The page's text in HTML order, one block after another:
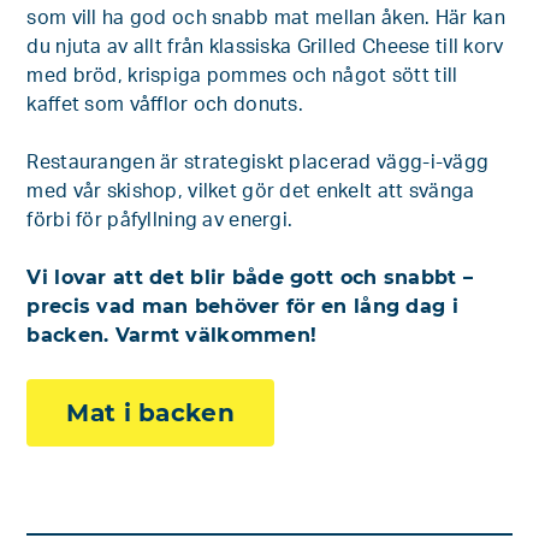
som vill ha god och snabb mat mellan åken. Här kan
du njuta av allt från klassiska Grilled Cheese till korv
med bröd, krispiga pommes och något sött till
kaffet som våfflor och donuts.
Restaurangen är strategiskt placerad vägg-i-vägg
med vår skishop, vilket gör det enkelt att svänga
förbi för påfyllning av energi.
Vi lovar att det blir både gott och snabbt –
precis vad man behöver för en lång dag i
backen. Varmt välkommen!
Mat i backen